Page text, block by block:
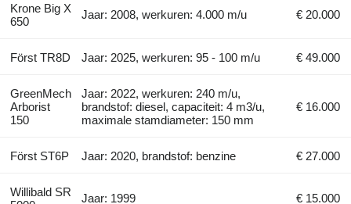
Krone Big X
650
Jaar: 2008, werkuren: 4.000 m/u € 20.000
Först TR8D Jaar: 2025, werkuren: 95 - 100 m/u € 49.000
GreenMech
Arborist
150
Jaar: 2022, werkuren: 240 m/u,
brandstof: diesel, capaciteit: 4 m3/u,
maximale stamdiameter: 150 mm
€ 16.000
Först ST6P Jaar: 2020, brandstof: benzine € 27.000
Willibald SR
Jaar: 1999 € 15.000